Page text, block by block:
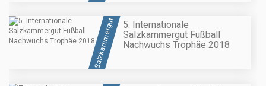
Salzkammergut
5. Internationale
Salzkammergut Fußball
Nachwuchs Trophäe 2018